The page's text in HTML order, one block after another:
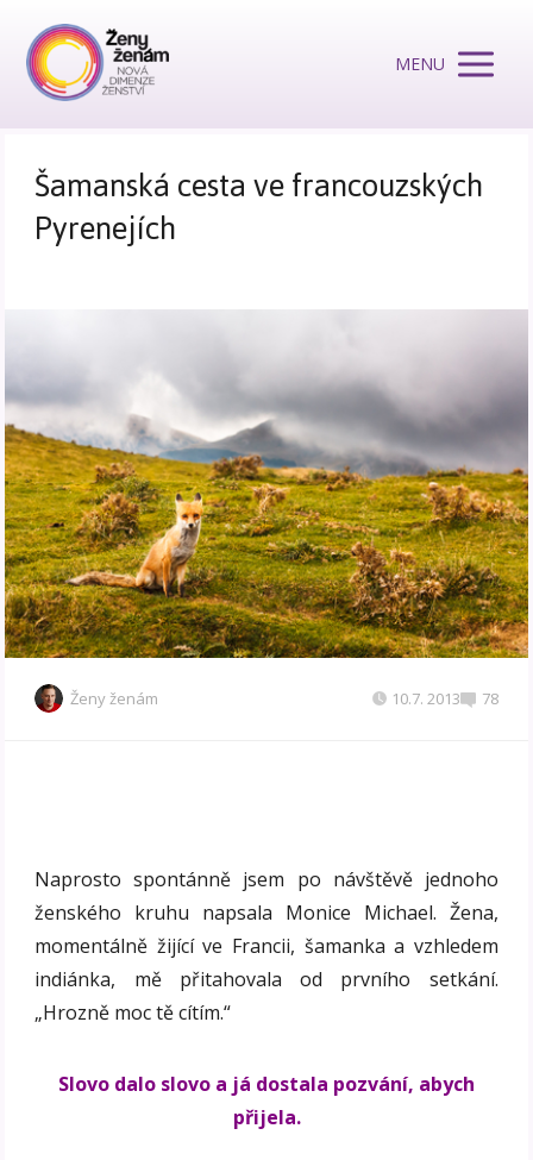
MENU
Šamanská cesta ve francouzských
Pyrenejích
Ženy ženám 10.7. 2013 78
Naprosto spontánně jsem po návštěvě jednoho
ženského kruhu napsala Monice Michael. Žena,
momentálně žijící ve Francii, šamanka a vzhledem
indiánka, mě přitahovala od prvního setkání.
„Hrozně moc tě cítím.“
Slovo dalo slovo a já dostala pozvání, abych
přijela.